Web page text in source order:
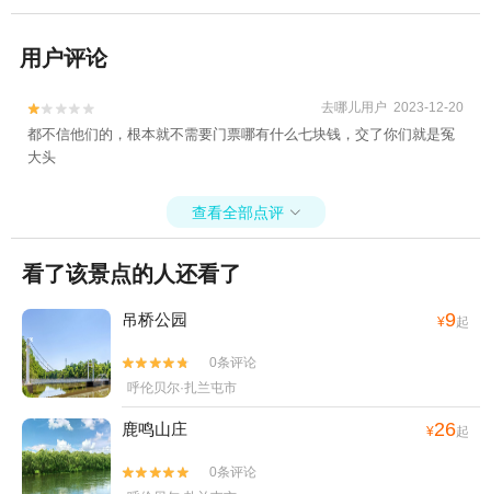
用户评论

 去哪儿用户 2023-12-20
都不信他们的，根本就不需要门票哪有什么七块钱，交了你们就是冤
大头
查看全部点评 
看了该景点的人还看了
吊桥公园 ¥9起


0条评论
呼伦贝尔·扎兰屯市
鹿鸣山庄 ¥26起


0条评论